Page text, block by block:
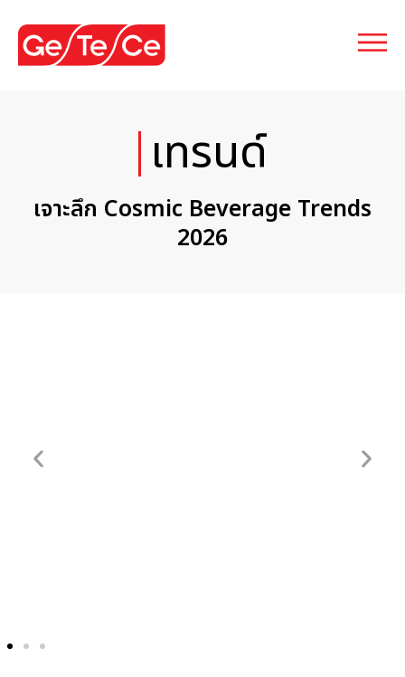
เทรนด์
เจาะลึก Cosmic Beverage Trends
2026